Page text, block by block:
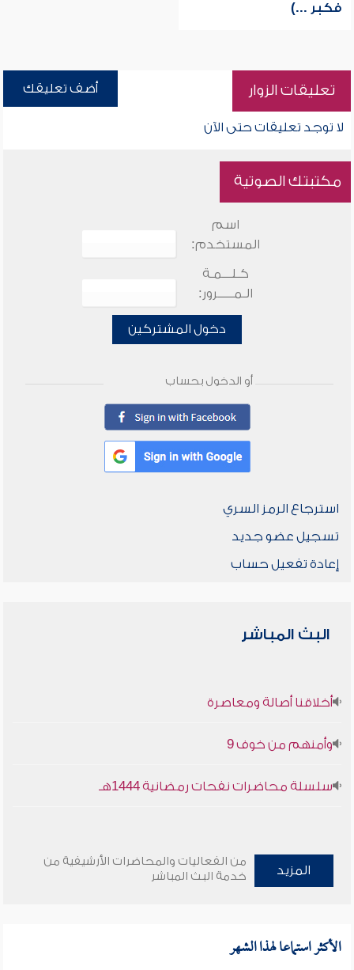
فكبر ...)
تعليقات الزوار أضف تعليقك
لا توجد تعليقات حتى الآن
مكتبتك الصوتية
اسم
المستخدم:
كـلـــمـة
الـمـــــرور:
دخول المشتركين
أو الدخول بحساب
استرجاع الرمز السري
تسجيل عضو جديد
إعادة تفعيل حساب
البث المباشر
أخلاقنا أصالة ومعاصرة
وأمنهم من خوف 9
سلسلة محاضرات نفحات رمضانية 1444هـ
المزيد
من الفعاليات والمحاضرات الأرشيفية من
خدمة البث المباشر
الأكثر استماعا لهذا الشهر